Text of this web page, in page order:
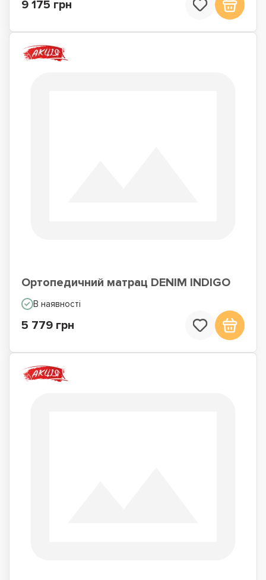
9 175 грн
Ортопедичний матрац DENIM INDIGO
В наявності
5 779 грн